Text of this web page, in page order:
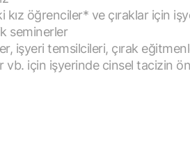
kız öğrenciler* ve çıraklar için
seminerler
işyeri temsilcileri, çırak
vb. için işyerinde cinsel tacizin